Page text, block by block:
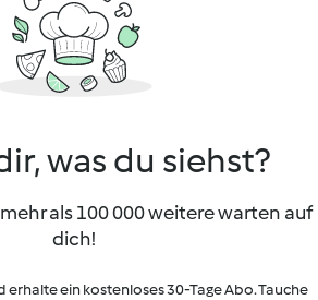
was du siehst?
als 100 000 weitere warten auf
dich!
erhalte ein kostenloses 30-Tage Abo. Tauche